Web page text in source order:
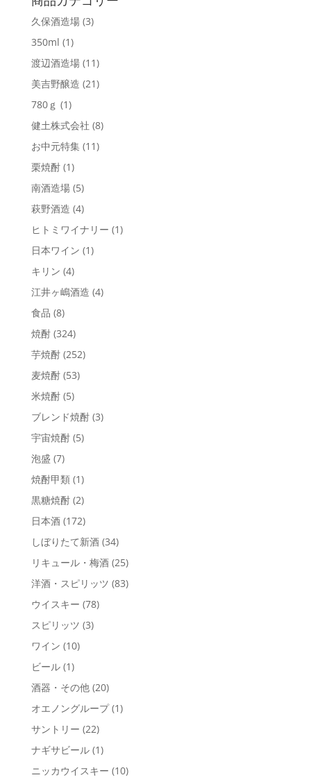
久保酒造場 (3)
350ml (1)
渡辺酒造場 (11)
美吉野醸造 (21)
780ｇ (1)
健土株式会社 (8)
お中元特集 (11)
栗焼酎 (1)
南酒造場 (5)
萩野酒造 (4)
ヒトミワイナリー (1)
日本ワイン (1)
キリン (4)
江井ヶ嶋酒造 (4)
食品 (8)
焼酎 (324)
芋焼酎 (252)
麦焼酎 (53)
米焼酎 (5)
ブレンド焼酎 (3)
宇宙焼酎 (5)
泡盛 (7)
焼酎甲類 (1)
黒糖焼酎 (2)
日本酒 (172)
しぼりたて新酒 (34)
リキュール・梅酒 (25)
洋酒・スピリッツ (83)
ウイスキー (78)
スピリッツ (3)
ワイン (10)
ビール (1)
酒器・その他 (20)
オエノングループ (1)
サントリー (22)
ナギサビール (1)
ニッカウイスキー (10)